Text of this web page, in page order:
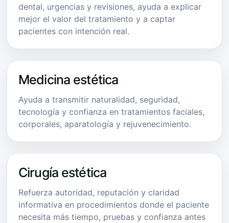
dental, urgencias y revisiones, ayuda a explicar
mejor el valor del tratamiento y a captar
pacientes con intención real.
Medicina estética
Ayuda a transmitir naturalidad, seguridad,
tecnología y confianza en tratamientos faciales,
corporales, aparatología y rejuvenecimiento.
Cirugía estética
Refuerza autoridad, reputación y claridad
informativa en procedimientos donde el paciente
necesita más tiempo, pruebas y confianza antes